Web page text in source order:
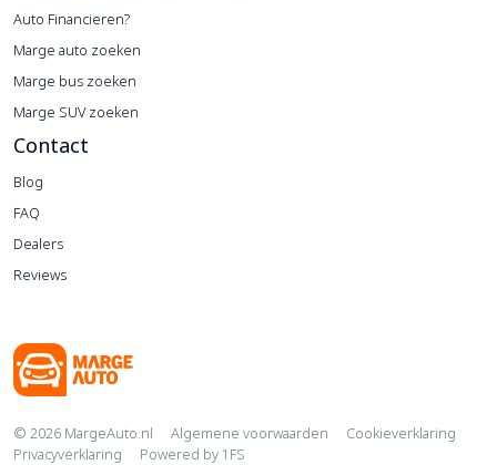
Auto Financieren?
Marge auto zoeken
Marge bus zoeken
Marge SUV zoeken
Contact
Blog
FAQ
Dealers
Reviews
Copyright navigation
© 2026 MargeAuto.nl Algemene voorwaarden
Cookieverklaring
Privacyverklaring
Powered by 1FS